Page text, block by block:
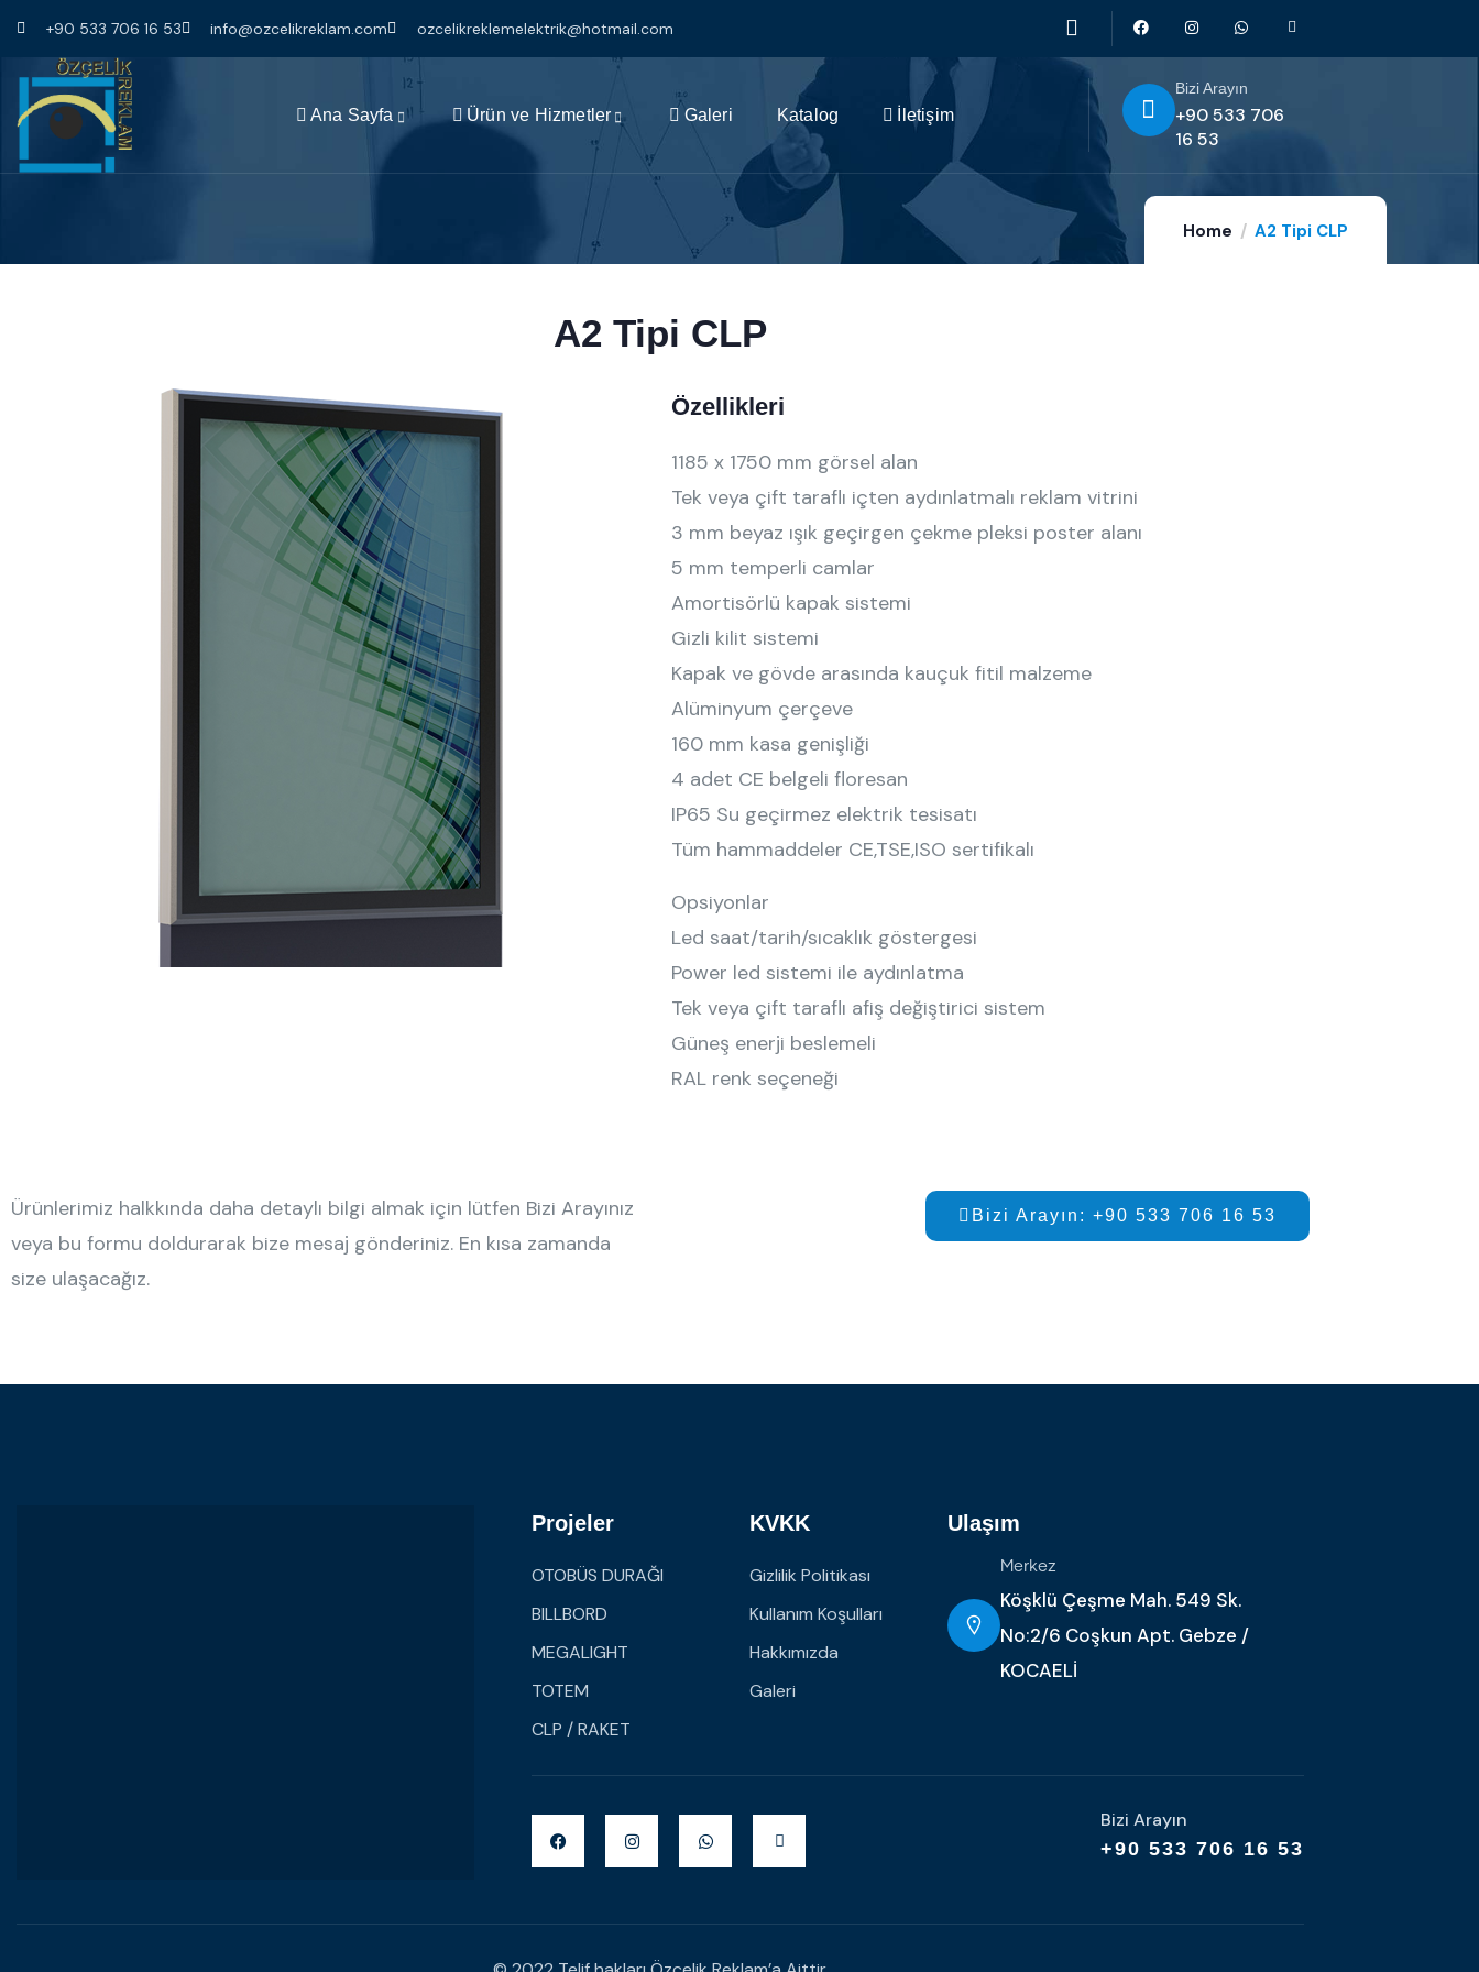
+90 533 706 16 53 info@ozcelikreklam.com ozcelikreklemelektrik@hotmail.com
Ana Sayfa Ürün ve Hizmetler Galeri Katalog İletişim
Bizi Arayın
+90 533 706
16 53
Home A2 Tipi CLP
A2 Tipi CLP
Özellikleri
1185 x 1750 mm görsel alan
Tek veya çift taraflı içten aydınlatmalı reklam vitrini
3 mm beyaz ışık geçirgen çekme pleksi poster alanı
5 mm temperli camlar
Amortisörlü kapak sistemi
Gizli kilit sistemi
Kapak ve gövde arasında kauçuk fitil malzeme
Alüminyum çerçeve
160 mm kasa genişliği
4 adet CE belgeli floresan
IP65 Su geçirmez elektrik tesisatı
Tüm hammaddeler CE,TSE,ISO sertifikalı
Opsiyonlar
Led saat/tarih/sıcaklık göstergesi
Power led sistemi ile aydınlatma
Tek veya çift taraflı afiş değiştirici sistem
Güneş enerji beslemeli
RAL renk seçeneği
Ürünlerimiz halkkında daha detaylı bilgi almak için lütfen Bizi Arayınız
veya bu formu doldurarak bize mesaj gönderiniz. En kısa zamanda
size ulaşacağız.
Bizi Arayın: +90 533 706 16 53
Projeler
OTOBÜS DURAĞI
BILLBORD
MEGALIGHT
TOTEM
CLP / RAKET
KVKK
Gizlilik Politikası
Kullanım Koşulları
Hakkımızda
Galeri
Ulaşım
Merkez
Köşklü Çeşme Mah. 549 Sk.
No:2/6 Coşkun Apt. Gebze /
KOCAELİ
Bizi Arayın
+90 533 706 16 53